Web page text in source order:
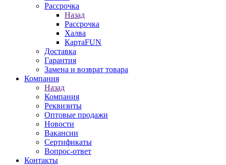
Рассрочка
Назад
Рассрочка
Халва
КартаFUN
Доставка
Гарантия
Замена и возврат товара
Компания
Назад
Компания
Реквизиты
Оптовые продажи
Новости
Вакансии
Сертификаты
Вопрос-ответ
Контакты